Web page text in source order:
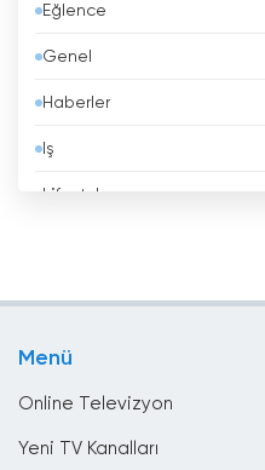
Belize
Benin
Beyaz Rusya
Eğlence
Genel
Haberler
Iş
Lifestyle
Menü
Online Televizyon
Yeni TV Kanalları